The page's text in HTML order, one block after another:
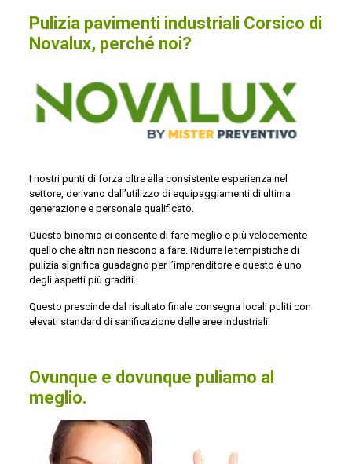
Pulizia pavimenti industriali Corsico di
Novalux, perché noi?
I nostri punti di forza oltre alla consistente esperienza nel
settore, derivano dall’utilizzo di equipaggiamenti di ultima
generazione e personale qualificato.
Questo binomio ci consente di fare meglio e più velocemente
quello che altri non riescono a fare. Ridurre le tempistiche di
pulizia significa guadagno per l’imprenditore e questo è uno
degli aspetti più graditi.
Questo prescinde dal risultato finale consegna locali puliti con
elevati standard di sanificazione delle aree industriali.
Ovunque e dovunque puliamo al
meglio.